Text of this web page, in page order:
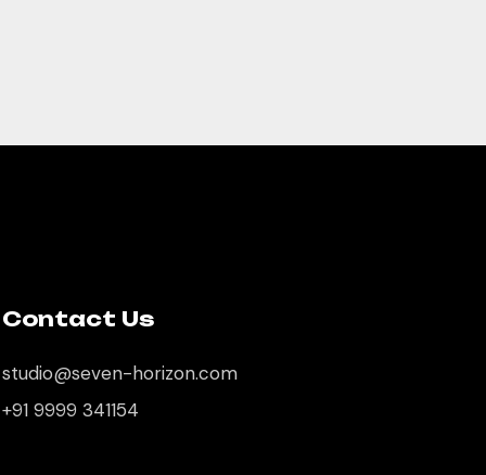
Contact Us
studio@seven-horizon.com
+91 9999 341154